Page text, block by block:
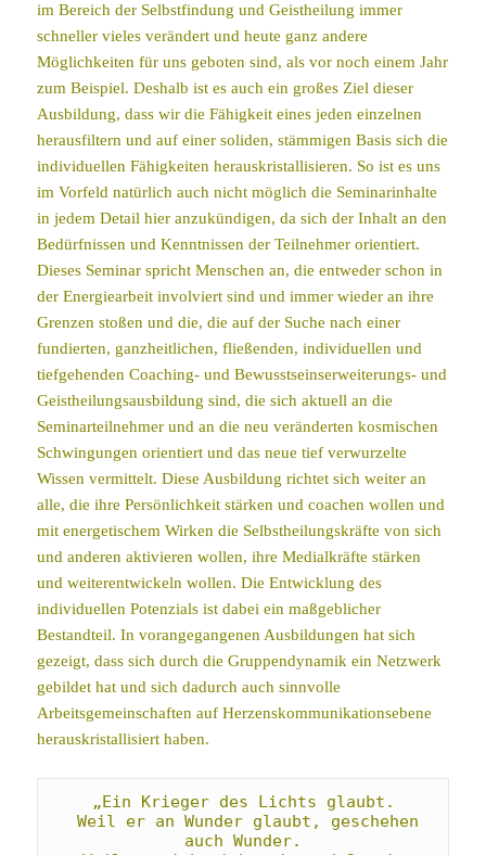
im Bereich der Selbstfindung und Geistheilung immer
schneller vieles verändert und heute ganz andere
Möglichkeiten für uns geboten sind, als vor noch einem Jahr
zum Beispiel. Deshalb ist es auch ein großes Ziel dieser
Ausbildung, dass wir die Fähigkeit eines jeden einzelnen
herausfiltern und auf einer soliden, stämmigen Basis sich die
individuellen Fähigkeiten herauskristallisieren. So ist es uns
im Vorfeld natürlich auch nicht möglich die Seminarinhalte
in jedem Detail hier anzukündigen, da sich der Inhalt an den
Bedürfnissen und Kenntnissen der Teilnehmer orientiert.
Dieses Seminar spricht Menschen an, die entweder schon in
der Energiearbeit involviert sind und immer wieder an ihre
Grenzen stoßen und die, die auf der Suche nach einer
fundierten, ganzheitlichen, fließenden, individuellen und
tiefgehenden Coaching- und Bewusstseinserweiterungs- und
Geistheilungsausbildung sind, die sich aktuell an die
Seminarteilnehmer und an die neu veränderten kosmischen
Schwingungen orientiert und das neue tief verwurzelte
Wissen vermittelt. Diese Ausbildung richtet sich weiter an
alle, die ihre Persönlichkeit stärken und coachen wollen und
mit energetischem Wirken die Selbstheilungskräfte von sich
und anderen aktivieren wollen, ihre Medialkräfte stärken
und weiterentwickeln wollen. Die Entwicklung des
individuellen Potenzials ist dabei ein maßgeblicher
Bestandteil. In vorangegangenen Ausbildungen hat sich
gezeigt, dass sich durch die Gruppendynamik ein Netzwerk
gebildet hat und sich dadurch auch sinnvolle
Arbeitsgemeinschaften auf Herzenskommunikationsebene
herauskristallisiert haben.
„Ein Krieger des Lichts glaubt.
Weil er an Wunder glaubt, geschehen
auch Wunder.